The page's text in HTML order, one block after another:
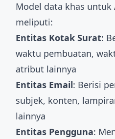
Model data khas untuk
meliputi:
Entitas Kotak Surat:
waktu pembuatan,
atribut lainnya
Entitas Email: Berisi
subjek, konten,
lainnya
Entitas Pengguna: